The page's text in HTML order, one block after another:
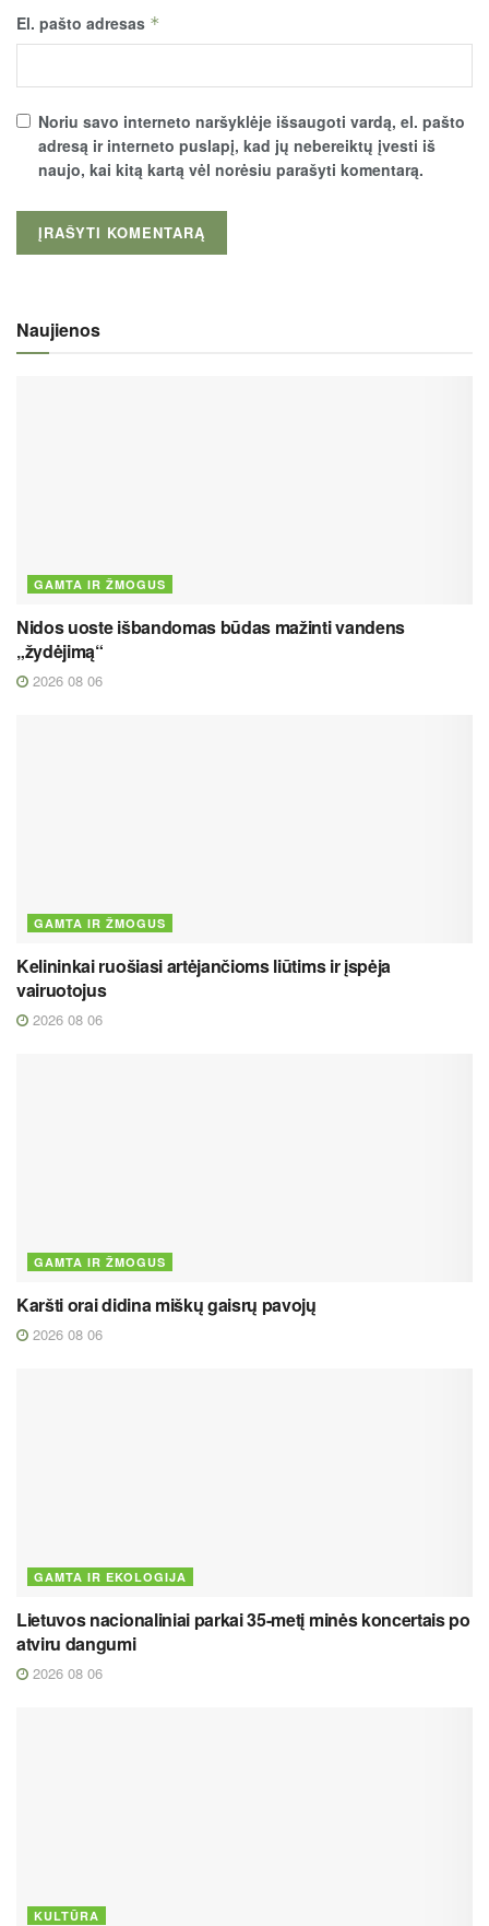
El. pašto adresas *
Noriu savo interneto naršyklėje išsaugoti vardą, el. pašto
adresą ir interneto puslapį, kad jų nebereiktų įvesti iš
naujo, kai kitą kartą vėl norėsiu parašyti komentarą.
Naujienos
GAMTA IR ŽMOGUS
Nidos uoste išbandomas būdas mažinti vandens
„žydėjimą“
2026 08 06
GAMTA IR ŽMOGUS
Kelininkai ruošiasi artėjančioms liūtims ir įspėja
vairuotojus
2026 08 06
GAMTA IR ŽMOGUS
Karšti orai didina miškų gaisrų pavojų
2026 08 06
GAMTA IR EKOLOGIJA
Lietuvos nacionaliniai parkai 35-metį minės koncertais po
atviru dangumi
2026 08 06
KULTŪRA